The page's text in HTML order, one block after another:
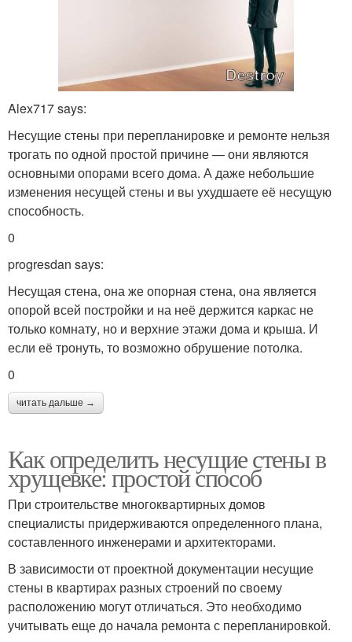
Alex717 says:
Несущие стены при перепланировке и ремонте нельзя
трогать по одной простой причине — они являются
основными опорами всего дома. А даже небольшие
изменения несущей стены и вы ухудшаете её несущую
способность.
0
progresdan says:
Несущая стена, она же опорная стена, она является
опорой всей постройки и на неё держится каркас не
только комнату, но и верхние этажи дома и крыша. И
если её тронуть, то возможно обрушение потолка.
0
читать дальше →
Как определить несущие стены в
хрущевке: простой способ
При строительстве многоквартирных домов
специалисты придерживаются определенного плана,
составленного инженерами и архитекторами.
В зависимости от проектной документации несущие
стены в квартирах разных строений по своему
расположению могут отличаться. Это необходимо
учитывать еще до начала ремонта с перепланировкой.